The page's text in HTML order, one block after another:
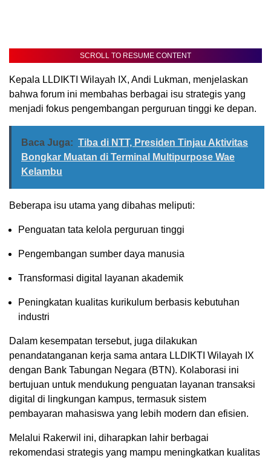
SCROLL TO RESUME CONTENT
Kepala LLDIKTI Wilayah IX, Andi Lukman, menjelaskan
bahwa forum ini membahas berbagai isu strategis yang
menjadi fokus pengembangan perguruan tinggi ke depan.
Baca Juga: Tiba di NTT, Presiden Tinjau Aktivitas
Bongkar Muatan di Terminal Multipurpose Wae
Kelambu
Beberapa isu utama yang dibahas meliputi:
Penguatan tata kelola perguruan tinggi
Pengembangan sumber daya manusia
Transformasi digital layanan akademik
Peningkatan kualitas kurikulum berbasis kebutuhan
industri
Dalam kesempatan tersebut, juga dilakukan
penandatanganan kerja sama antara LLDIKTI Wilayah IX
dengan Bank Tabungan Negara (BTN). Kolaborasi ini
bertujuan untuk mendukung penguatan layanan transaksi
digital di lingkungan kampus, termasuk sistem
pembayaran mahasiswa yang lebih modern dan efisien.
Melalui Rakerwil ini, diharapkan lahir berbagai
rekomendasi strategis yang mampu meningkatkan kualitas